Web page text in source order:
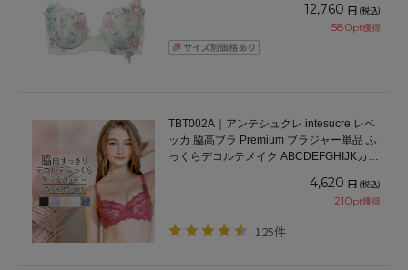
12,760 円 (税込)
580pt獲得
TBT002A｜アンテシュクレ intesucre レベ
ッカ 脇高ブラ Premium ブラジャー単品 ふ
っくらデコルテメイク ABCDEFGHIJKカッ
4,620 円 (税込)
210pt獲得
125件